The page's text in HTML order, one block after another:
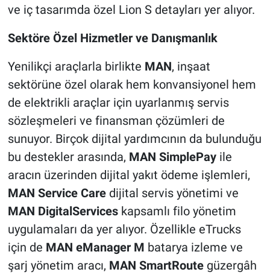
ve iç tasarımda özel Lion S detayları yer alıyor.
Sektöre Özel Hizmetler ve Danışmanlık
Yenilikçi araçlarla birlikte MAN, inşaat
sektörüne özel olarak hem konvansiyonel hem
de elektrikli araçlar için uyarlanmış servis
sözleşmeleri ve finansman çözümleri de
sunuyor. Birçok dijital yardımcının da bulunduğu
bu destekler arasında, MAN SimplePayile
aracın üzerinden dijital yakıt ödeme işlemleri,
MAN Service Caredijital servis yönetimi ve
MAN DigitalServiceskapsamlı filo yönetim
uygulamaları da yer alıyor. Özellikle eTrucks
için de MAN eManager M batarya izleme ve
şarj yönetim aracı, MAN SmartRoutegüzergâh